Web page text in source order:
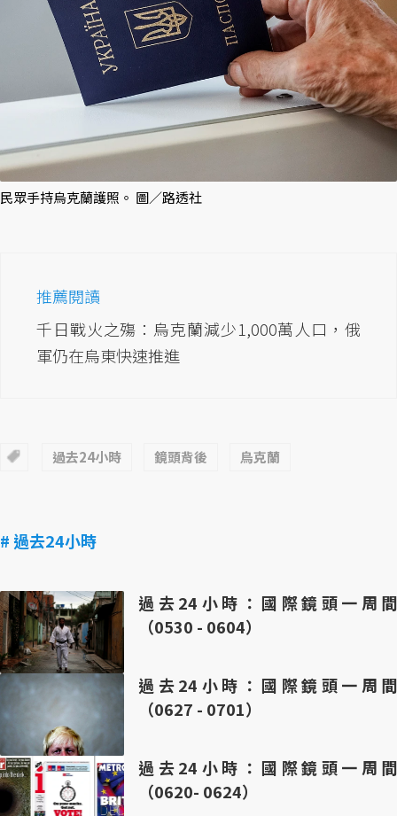
民眾手持烏克蘭護照。 圖／路透社
推薦閱讀
千日戰火之殤：烏克蘭減少1,000萬人口，俄
軍仍在烏東快速推進
過去24小時 鏡頭背後 烏克蘭
# 過去24小時
過去24小時：國際鏡頭一周間
（0530 - 0604）
過去24小時：國際鏡頭一周間
（0627 - 0701）
過去24小時：國際鏡頭一周間
（0620- 0624）